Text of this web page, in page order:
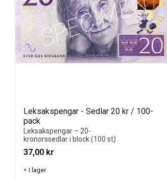
Leksakspengar - Sedlar 20 kr / 100-
pack
Leksakspengar – 20-
kronorssedlar i block (100 st)
37,00 kr
I lager